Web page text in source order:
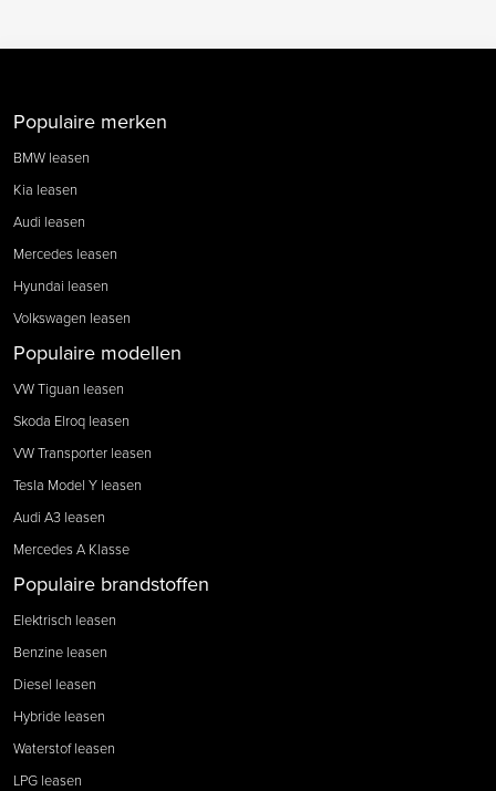
Populaire merken
BMW leasen
Kia leasen
Audi leasen
Mercedes leasen
Hyundai leasen
Volkswagen leasen
Populaire modellen
VW Tiguan leasen
Skoda Elroq leasen
VW Transporter leasen
Tesla Model Y leasen
Audi A3 leasen
Mercedes A Klasse
Populaire brandstoffen
Elektrisch leasen
Benzine leasen
Diesel leasen
Hybride leasen
Waterstof leasen
LPG leasen